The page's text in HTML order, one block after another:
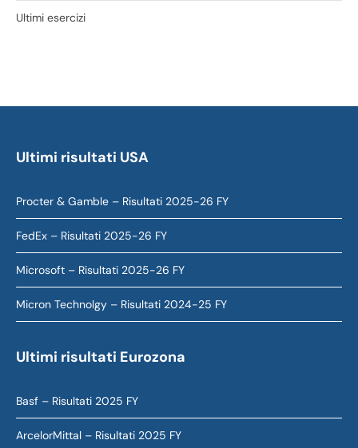
Ultimi esercizi
Ultimi risultati USA
Procter & Gamble – Risultati 2025-26 FY
FedEx – Risultati 2025-26 FY
Microsoft – Risultati 2025-26 FY
Micron Technolgy – Risultati 2024-25 FY
Ultimi risultati Eurozona
Basf – Risultati 2025 FY
ArcelorMittal – Risultati 2025 FY